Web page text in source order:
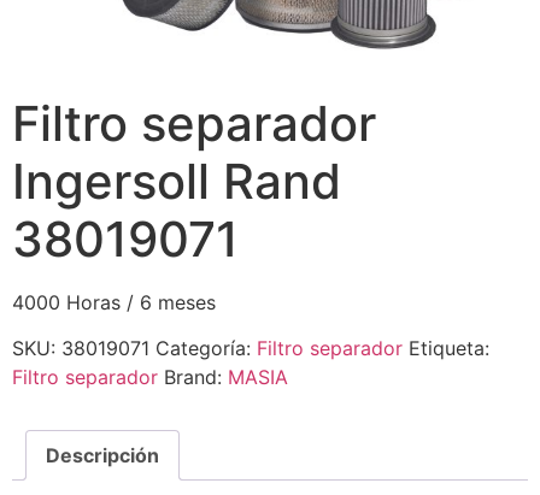
Filtro separador
Ingersoll Rand
38019071
4000 Horas / 6 meses
SKU: 38019071 Categoría: Filtro separador Etiqueta:
Filtro separador Brand: MASIA
Descripción